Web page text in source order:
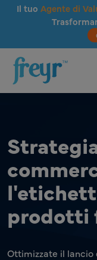
Salta al contenuto
Il tuo Agente di
.
prodotti
Ottimizzate il